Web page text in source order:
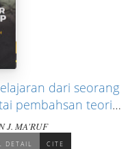
dari seorang
pembahsan teori
radikal dan
J. MA'RUF
DETAIL CITE